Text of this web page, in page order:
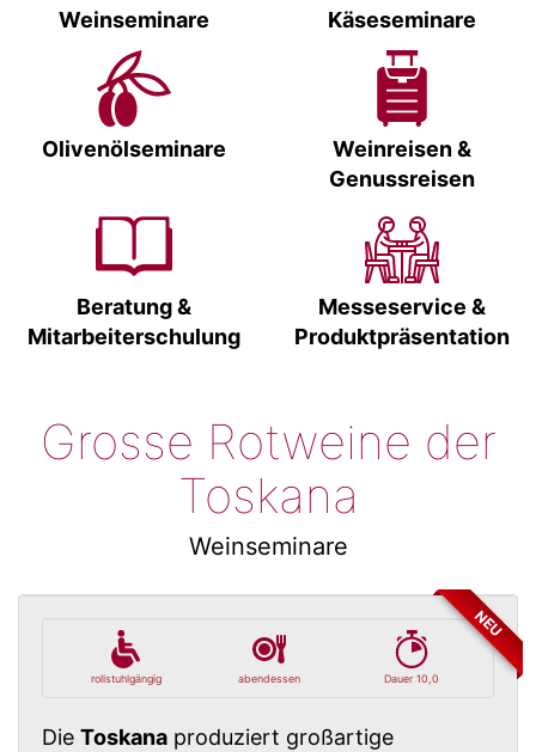
Weinseminare Käseseminare
Olivenölseminare
Weinreisen &
Genussreisen
Beratung &
Mitarbeiterschulung
Messeservice &
Produktpräsentation
Grosse Rotweine der
Toskana
Weinseminare
NEU
rollstuhlgängig abendessen Dauer 10,0
Die Toskana produziert großartige